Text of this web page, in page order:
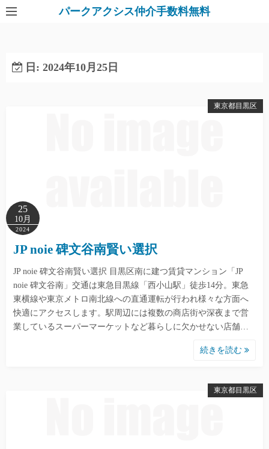
パークアクシス仲介手数料無料
日: 2024年10月25日
東京都目黒区
25
10月
2024
JP noie 碑文谷南賢い選択
JP noie 碑文谷南賢い選択 目黒区南に建つ賃貸マンション「JP
noie 碑文谷南」交通は東急目黒線「西小山駅」徒歩14分。東急
東横線や東京メトロ南北線への直通運転が行われ様々な方面へ
快適にアクセスします。駅周辺には複数の商店街や深夜まで営
業しているスーパーマーケットなど暮らしに欠かせない店舗…
続きを読む
東京都目黒区